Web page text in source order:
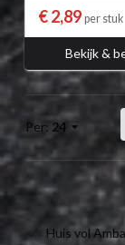
€ 2,89 per stuk
Bekijk &
Per: 24
Huis vol